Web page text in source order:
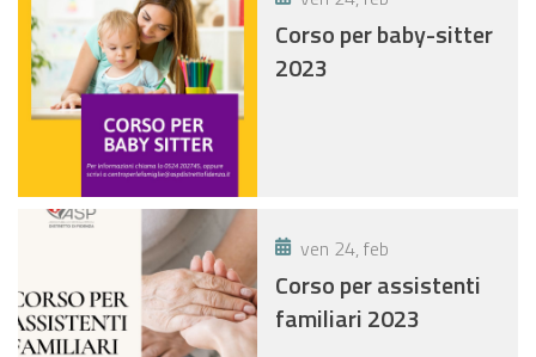
Corso per baby-sitter
2023
ven 24, feb
Corso per assistenti
familiari 2023